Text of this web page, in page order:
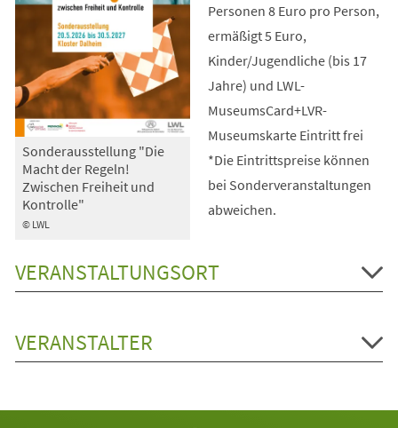
© LWL
Sonderausstellung "Die
Macht der Regeln!
Zwischen Freiheit und
Kontrolle"
Personen 8 Euro pro Person,
ermäßigt 5 Euro,
Kinder/Jugendliche (bis 17
Jahre) und LWL-
MuseumsCard+LVR-
Museumskarte Eintritt frei
*Die Eintrittspreise können
bei Sonderveranstaltungen
abweichen.
VERANSTALTUNGSORT
VERANSTALTER